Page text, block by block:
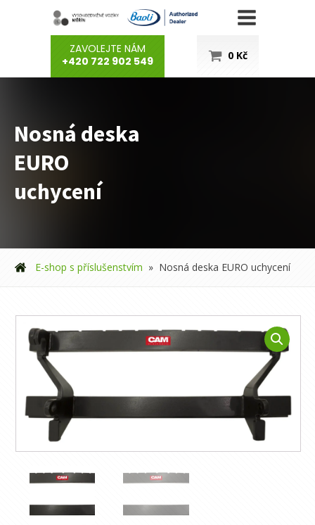
ZAVOLEJTE NÁM
+420 722 902 549
0 Kč
Nosná deska
EURO
uchycení
E-shop s příslušenstvím » Nosná deska EURO uchycení